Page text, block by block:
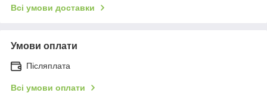
Всі умови доставки
Умови оплати
Післяплата
Всі умови оплати